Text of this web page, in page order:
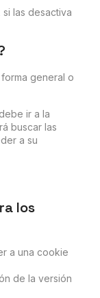
las desactiva
general o
ir a la
buscar las
a su
los
a una cookie
de la versión